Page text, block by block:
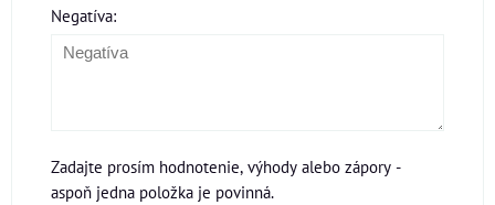
Negatíva:
Zadajte prosím hodnotenie, výhody alebo zápory -
aspoň jedna položka je povinná.